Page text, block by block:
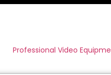
Professional Video